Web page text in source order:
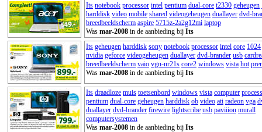
Its notebook processor intel pentium dual-core t2330 geheugen
harddisk video mobile shared videogeheugen duallayer dvd-
breedbeeldscherm aspire 5715z-2a2g12mi laptop
Was mar-2008 in de aanbieding bij Its
Its geheugen harddisk sony notebook processor intel core 1024
nvidia geforce videogeheugen duallayer dvd-brander usb
breedbeeldscherm vaio vgn-nr21s core2 windows vista hot
Was mar-2008 in de aanbieding bij Its
Its draadloze muis toetsenbord windows vista computer
pentium dual-core geheugen harddisk ob video ati radeon vga
duallayer dvd-brander firewire lightscribe usb paviiion murall
computersystemen
Was mar-2008 in de aanbieding bij Its